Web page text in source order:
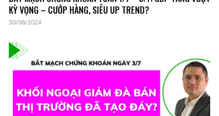
KỲ VỌNG – CƯỚP HÀNG, SIÊU UP TREND?
30/06/2024